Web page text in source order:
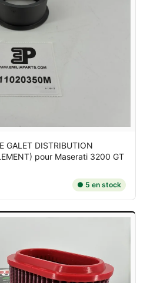
GALET DISTRIBUTION
pour Maserati 3200 GT
● 5 en stock